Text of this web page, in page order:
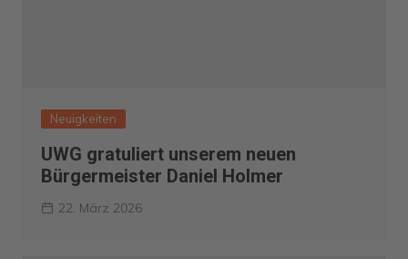
Neuigkeiten
UWG gratuliert unserem neuen
Bürgermeister Daniel Holmer
22. März 2026